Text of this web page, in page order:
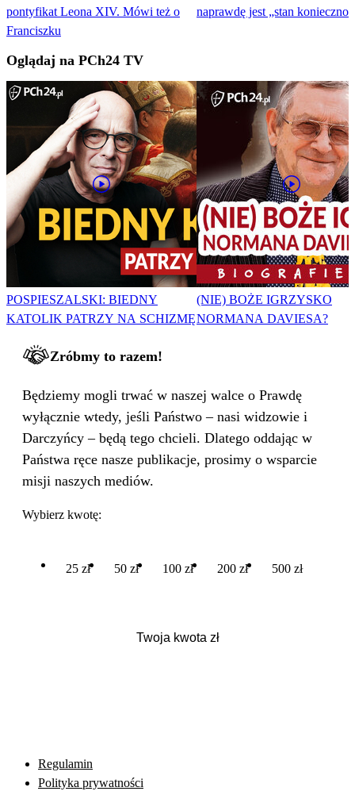
pontyfikat Leona XIV. Mówi też o
Franciszku
naprawdę jest „stan
Oglądaj na PCh24 TV
POSPIESZALSKI: BIEDNY
KATOLIK PATRZY NA SCHIZMĘ
(NIE) BOŻE IGRZYSKO
NORMANA DAVIESA?
Zróbmy to razem!
Będziemy mogli trwać w naszej walce o Prawdę
wyłącznie wtedy, jeśli Państwo – nasi widzowie i
Darczyńcy – będą tego chcieli. Dlatego oddając w
Państwa ręce nasze publikacje, prosimy o wsparcie
misji naszych mediów.
Wybierz kwotę:
25 zł 50 zł 100 zł 200 zł 500 zł
Regulamin
Polityka prywatności